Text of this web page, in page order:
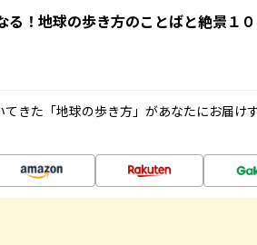
る！地球の歩き方のことばと絶景１
きた「地球の歩き方」があなたにお届け